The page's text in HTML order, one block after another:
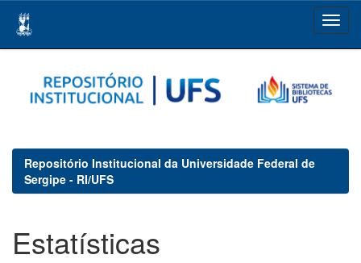
navigation
Repositório Institucional da Universidade Federal de
Sergipe - RI/UFS
Estatísticas